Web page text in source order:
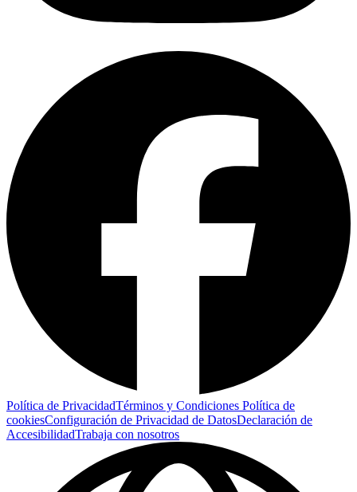
Política de PrivacidadTérminos y Condiciones Política de
cookiesConfiguración de Privacidad de DatosDeclaración de
AccesibilidadTrabaja con nosotros